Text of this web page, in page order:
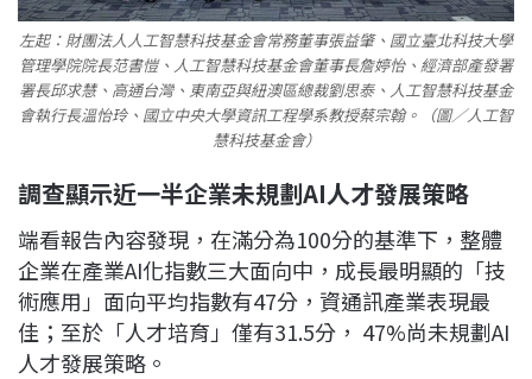
左起：財團法人人工智慧科技基金會常務董事張益肇、國立臺北科技大學
管理學院院長范書愷、人工智慧科技基金會董事長詹婷怡、經濟部產發署
署長邱求慧、高通台灣、東南亞與紐澳區總裁劉思泰、人工智慧科技基金
會執行長溫怡玲、國立中央大學資訊工程學系教授蔡宗翰。（圖／人工智
慧科技基金會）
調查顯示近一半企業未規劃AI人才發展策略
端看報告內容發現，在滿分為100分的基準下，整體
企業在產業AI化指數三大面向中，成長最明顯的「技
術應用」面向平均指數有47分，資通訊產業表現最
佳；至於「人才培育」僅有31.5分， 47%尚未規劃AI
人才發展策略。